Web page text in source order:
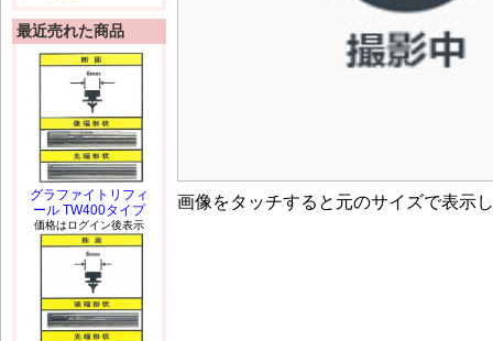
画像をタッチすると元のサイズで表示
最近売れた商品
グラファイトリフィ
ール TW400タイプ
価格はログイン後表示